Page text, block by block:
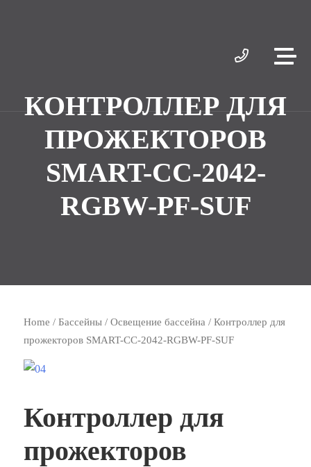
КОНТРОЛЛЕР ДЛЯ
ПРОЖЕКТОРОВ
SMART-СС-2042-
RGBW-PF-SUF
Home /Бассейны /Освещение бассейна / Контроллер для
прожекторов SMART-СС-2042-RGBW-PF-SUF
Контроллер для
прожекторов